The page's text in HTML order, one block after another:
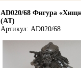
AD020/68 Фигура
(AT)
Артикул: AD020/68